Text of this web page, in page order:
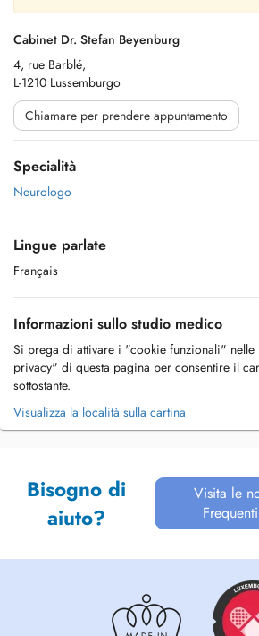
Cabinet Dr. Stefan Beyenburg
4, rue Barblé,
L-1210 Lussemburgo
Chiamare per prendere appuntamento
Specialità
Neurologo
Lingue parlate
Français
Informazioni sullo studio medico
Si prega di attivare i "cookie funzionali" nelle
privacy" di questa pagina per consentire il
sottostante.
Visualizza la località sulla cartina
Bisogno di
aiuto?
Visita le